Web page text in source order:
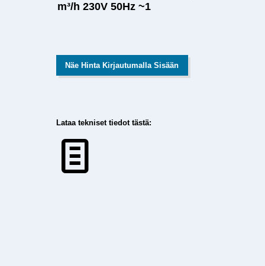
m³/h 230V 50Hz ~1
Näe Hinta Kirjautumalla Sisään
Lataa tekniset tiedot tästä: